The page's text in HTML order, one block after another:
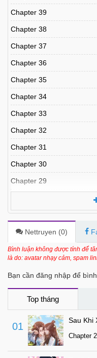
Chapter 39
Chapter 38
Chapter 37
Chapter 36
Chapter 35
Chapter 34
Chapter 33
Chapter 32
Chapter 31
Chapter 30
Chapter 29
Chapter 27
Chapter 26
Chapter 25
Chapter 22
Chapter 21
Chapter 20
Chapter 19
Nettruyen (0)
Bình luận không được tính để
là do: avatar nhạy cảm, spam
Bạn cần đăng nhập để
Top tháng
01
Chapter